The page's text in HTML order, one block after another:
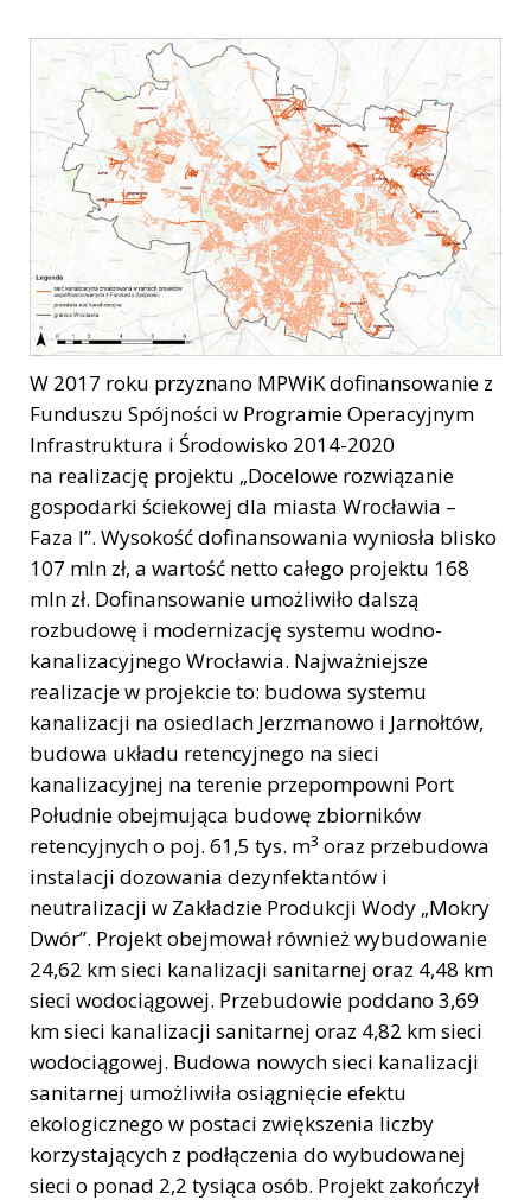
W 2017 roku przyznano MPWiK dofinansowanie z
Funduszu Spójności w Programie Operacyjnym
Infrastruktura i Środowisko 2014-2020
na realizację projektu „Docelowe rozwiązanie
gospodarki ściekowej dla miasta Wrocławia –
Faza I”. Wysokość dofinansowania wyniosła blisko
107 mln zł, a wartość netto całego projektu 168
mln zł. Dofinansowanie umożliwiło dalszą
rozbudowę i modernizację systemu wodno-
kanalizacyjnego Wrocławia. Najważniejsze
realizacje w projekcie to: budowa systemu
kanalizacji na osiedlach Jerzmanowo i Jarnołtów,
budowa układu retencyjnego na sieci
kanalizacyjnej na terenie przepompowni Port
Południe obejmująca budowę zbiorników
retencyjnych o poj. 61,5 tys. m3 oraz przebudowa
instalacji dozowania dezynfektantów i
neutralizacji w Zakładzie Produkcji Wody „Mokry
Dwór”. Projekt obejmował również wybudowanie
24,62 km sieci kanalizacji sanitarnej oraz 4,48 km
sieci wodociągowej. Przebudowie poddano 3,69
km sieci kanalizacji sanitarnej oraz 4,82 km sieci
wodociągowej. Budowa nowych sieci kanalizacji
sanitarnej umożliwiła osiągnięcie efektu
ekologicznego w postaci zwiększenia liczby
korzystających z podłączenia do wybudowanej
sieci o ponad 2,2 tysiąca osób. Projekt zakończył